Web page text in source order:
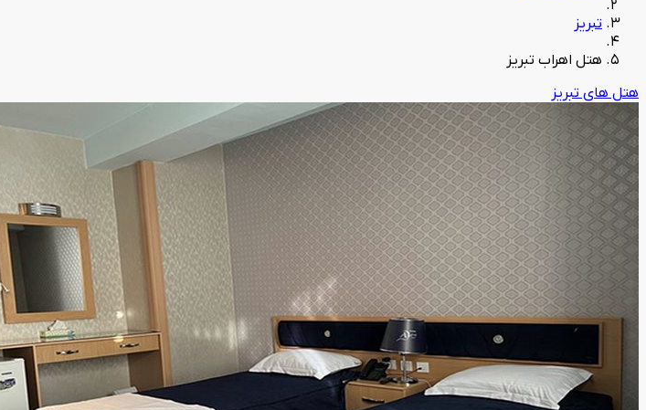
تبریز
هتل اهراب تبریز
هتل های تبریز